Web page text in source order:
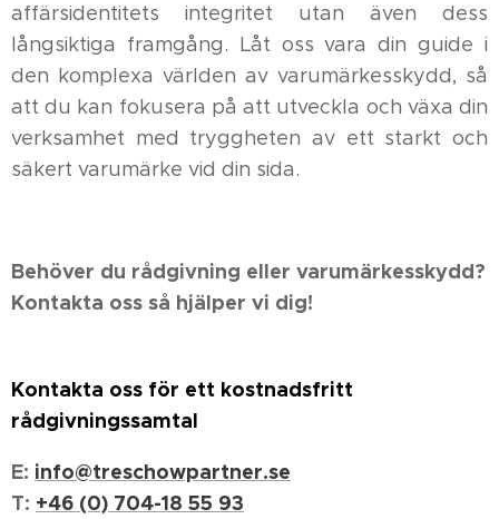
affärsidentitets integritet utan även dess
långsiktiga framgång. Låt oss vara din guide i
den komplexa världen av varumärkesskydd, så
att du kan fokusera på att utveckla och växa din
verksamhet med tryggheten av ett starkt och
säkert varumärke vid din sida.
Behöver du rådgivning eller varumärkesskydd?
Kontakta oss så hjälper vi dig!
Kontakta oss för ett kostnadsfritt
rådgivningssamtal
E: info@treschowpartner.se
T: +46 (0) 704-18 55 93